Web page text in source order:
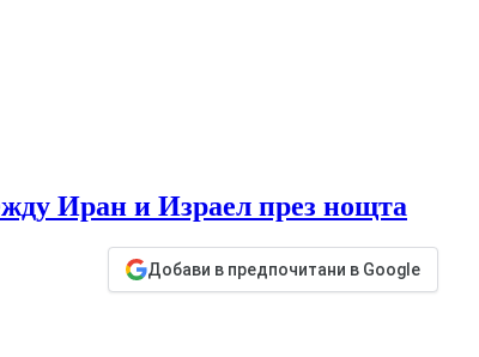
Иран и Израел през нощта
Добави в предпочитани в Google